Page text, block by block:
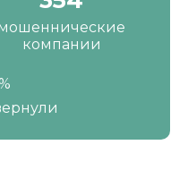
компании
%